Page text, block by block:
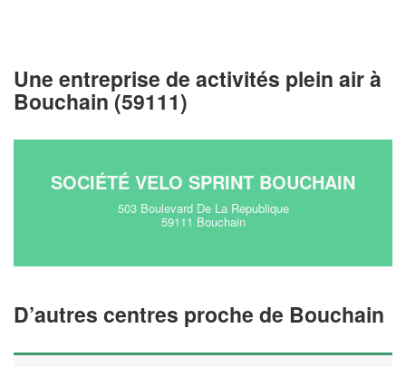
Une entreprise de activités plein air à
Bouchain (59111)
SOCIÉTÉ VELO SPRINT BOUCHAIN
503 Boulevard De La Republique
59111 Bouchain
D’autres centres proche de Bouchain
nouveaux clients